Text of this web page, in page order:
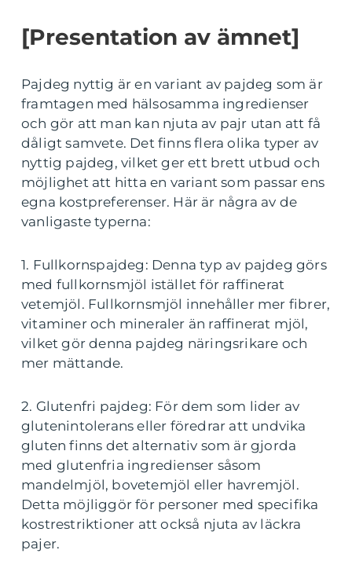
[Presentation av ämnet]
Pajdeg nyttig är en variant av pajdeg som är
framtagen med hälsosamma ingredienser
och gör att man kan njuta av pajr utan att få
dåligt samvete. Det finns flera olika typer av
nyttig pajdeg, vilket ger ett brett utbud och
möjlighet att hitta en variant som passar ens
egna kostpreferenser. Här är några av de
vanligaste typerna:
1. Fullkornspajdeg: Denna typ av pajdeg görs
med fullkornsmjöl istället för raffinerat
vetemjöl. Fullkornsmjöl innehåller mer fibrer,
vitaminer och mineraler än raffinerat mjöl,
vilket gör denna pajdeg näringsrikare och
mer mättande.
2. Glutenfri pajdeg: För dem som lider av
glutenintolerans eller föredrar att undvika
gluten finns det alternativ som är gjorda
med glutenfria ingredienser såsom
mandelmjöl, bovetemjöl eller havremjöl.
Detta möjliggör för personer med specifika
kostrestriktioner att också njuta av läckra
pajer.